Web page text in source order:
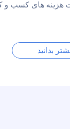
هزینه های کسب و
بدانید